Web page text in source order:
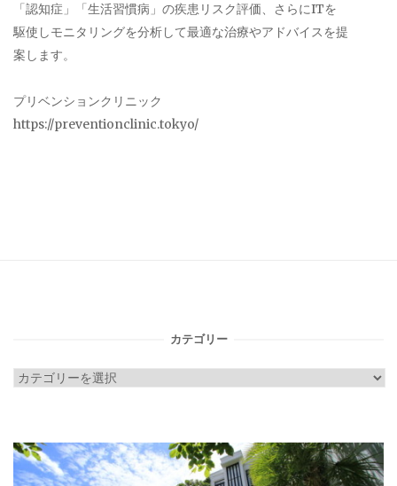
「認知症」「生活習慣病」の疾患リスク評価、さらにITを
駆使しモニタリングを分析して最適な治療やアドバイスを提
案します。
プリベンションクリニック
https://preventionclinic.tokyo/
カテゴリー
カ
リ
ー